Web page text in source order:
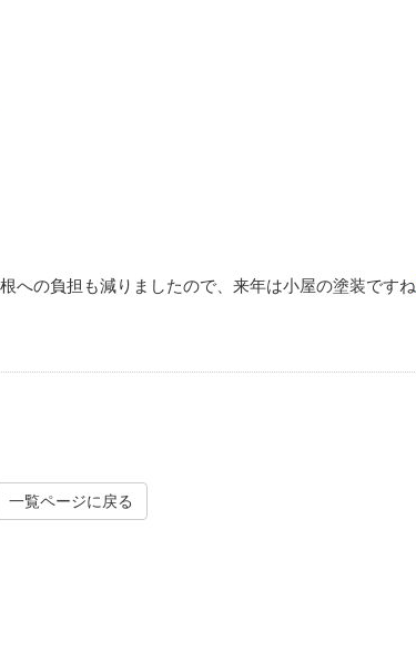
への負担も減りましたので、来年は小屋の塗装ですね
一覧ページに戻る